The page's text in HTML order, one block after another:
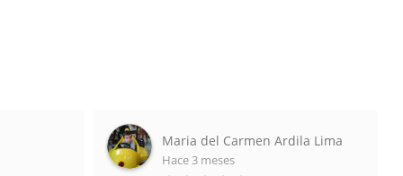
Maria del Carmen Ardila Lima
Hace 3 meses